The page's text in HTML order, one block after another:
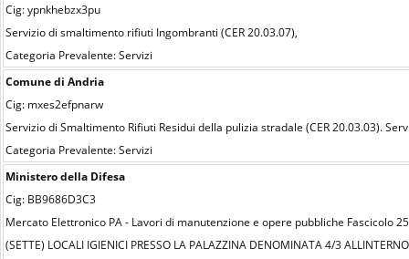
Cig: ypnkhebzx3pu
Servizio di smaltimento rifiuti Ingombranti (CER 20.03.07),
Categoria Prevalente: Servizi
Comune di Andria
Cig: mxes2efpnarw
Servizio di Smaltimento Rifiuti Residui della pulizia stradale (CER 20.03.03).
Categoria Prevalente: Servizi
Ministero della Difesa
Cig: BB9686D3C3
Mercato Elettronico PA - Lavori di manutenzione e opere pubbliche Fascicolo
(SETTE) LOCALI IGIENICI PRESSO LA PALAZZINA DENOMINATA 4/3